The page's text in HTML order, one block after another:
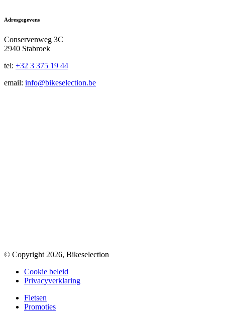
Adresgegevens
Conservenweg 3C
2940 Stabroek
tel: +32 3 375 19 44
email: info@bikeselection.be
© Copyright 2026, Bikeselection
Cookie beleid
Privacyverklaring
Fietsen
Promoties